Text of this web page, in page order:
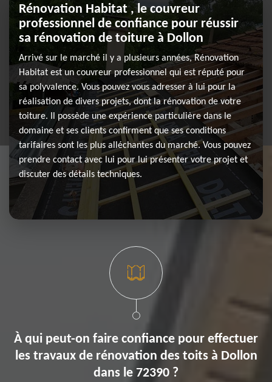
Rénovation Habitat , le couvreur
professionnel de confiance pour réussir
sa rénovation de toiture à Dollon
Arrivé sur le marché il y a plusieurs années, Rénovation
Habitat est un couvreur professionnel qui est réputé pour
sa polyvalence. Vous pouvez vous adresser à lui pour la
réalisation de divers projets, dont la rénovation de votre
toiture. Il possède une expérience particulière dans le
domaine et ses clients confirment que ses conditions
tarifaires sont les plus alléchantes du marché. Vous pouvez
prendre contact avec lui pour lui présenter votre projet et
discuter des détails techniques.
À qui peut-on faire confiance pour effectuer
les travaux de rénovation des toits à Dollon
dans le 72390 ?